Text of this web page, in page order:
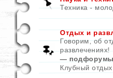
Техника -
Отдых и
Говорим, об
развлечениях!
—
Клубный отдых